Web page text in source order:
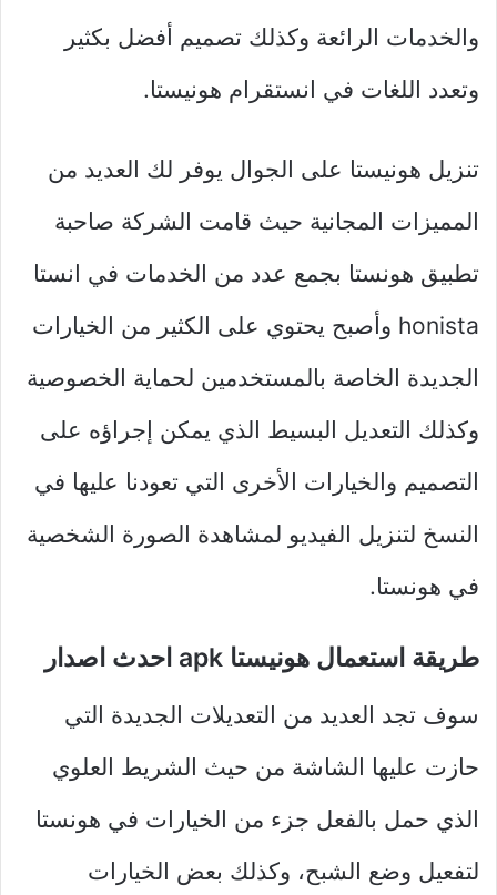
والخدمات الرائعة وكذلك تصميم أفضل بكثير
وتعدد اللغات في انستقرام هونيستا.
تنزيل هونيستا على الجوال يوفر لك العديد من
المميزات المجانية حيث قامت الشركة صاحبة
تطبيق هونستا بجمع عدد من الخدمات في انستا
honista وأصبح يحتوي على الكثير من الخيارات
الجديدة الخاصة بالمستخدمين لحماية الخصوصية
وكذلك التعديل البسيط الذي يمكن إجراؤه على
التصميم والخيارات الأخرى التي تعودنا عليها في
النسخ لتنزيل الفيديو لمشاهدة الصورة الشخصية
في هونستا.
طريقة استعمال هونيستا apk احدث اصدار
سوف تجد العديد من التعديلات الجديدة التي
حازت عليها الشاشة من حيث الشريط العلوي
الذي حمل بالفعل جزء من الخيارات في هونستا
لتفعيل وضع الشبح، وكذلك بعض الخيارات